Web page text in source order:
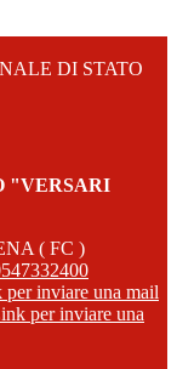
DI STATO
"VERSARI
( FC )
inviare una mail
per inviare una